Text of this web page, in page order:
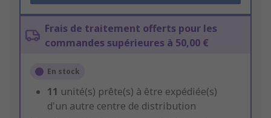
Frais de traitement offerts pour les
commandes supérieures à 50,00 €
En stock
11 unité(s) prête(s) à être expédiée(s)
d'un autre centre de distribution